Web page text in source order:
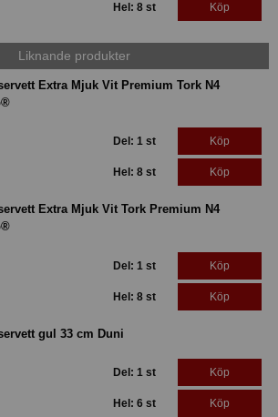
Hel: 8 st Köp
Liknande produkter
Extra Mjuk Vit Premium Tork N4
Del: 1 st Köp
Hel: 8 st Köp
Extra Mjuk Vit Tork Premium N4
Del: 1 st Köp
Hel: 8 st Köp
gul 33 cm Duni
Del: 1 st Köp
Hel: 6 st Köp